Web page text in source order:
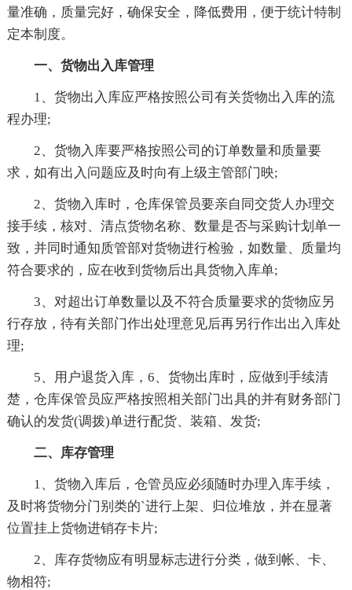
量准确，质量完好，确保安全，降低费用，便于统计特制
定本制度。
一、货物出入库管理
1、货物出入库应严格按照公司有关货物出入库的流
程办理;
2、货物入库要严格按照公司的订单数量和质量要
求，如有出入问题应及时向有上级主管部门映;
2、货物入库时，仓库保管员要亲自同交货人办理交
接手续，核对、清点货物名称、数量是否与采购计划单一
致，并同时通知质管部对货物进行检验，如数量、质量均
符合要求的，应在收到货物后出具货物入库单;
3、对超出订单数量以及不符合质量要求的货物应另
行存放，待有关部门作出处理意见后再另行作出出入库处
理;
5、用户退货入库，6、货物出库时，应做到手续清
楚，仓库保管员应严格按照相关部门出具的并有财务部门
确认的发货(调拨)单进行配货、装箱、发货;
二、库存管理
1、货物入库后，仓管员应必须随时办理入库手续，
及时将货物分门别类的`进行上架、归位堆放，并在显著
位置挂上货物进销存卡片;
2、库存货物应有明显标志进行分类，做到帐、卡、
物相符;